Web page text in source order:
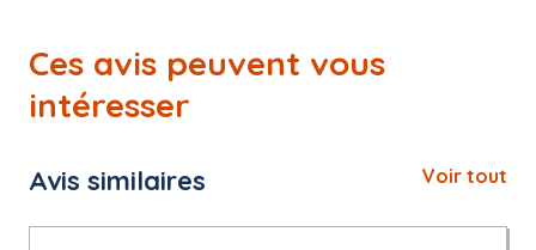
Ces avis peuvent vous
intéresser
Avis similaires Voir tout